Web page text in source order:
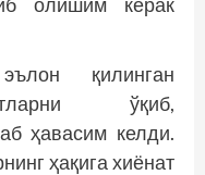
қилинган
ўқиб,
ҳавасим келди.
ҳақига хиёнат